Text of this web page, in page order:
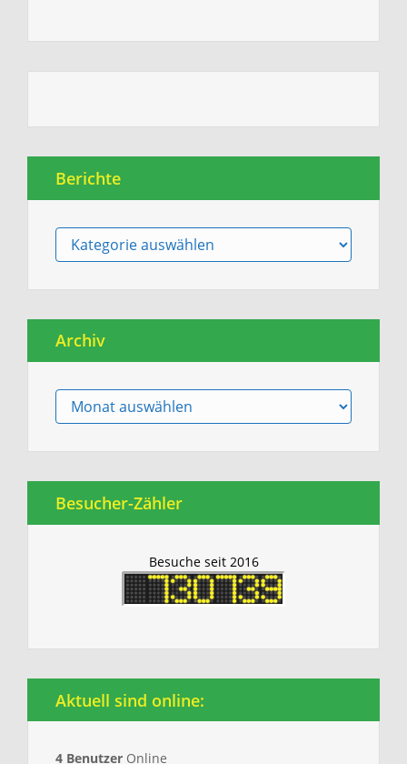
Berichte
Berichte
Archiv
Archiv
Besucher-Zähler
Besuche seit 2016
Aktuell sind online:
4 Benutzer Online